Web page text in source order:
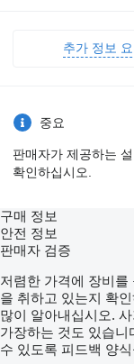
추가 정보 요
중요
판매자가 제공하는
확인하십시오.
구매 정보
안전 정보
판매자 검증
저렴한 가격에 장비
을 취하고 있는지 확
많이 알아내십시오.
가장하는 것도 있습
수 있도록 피드백 양